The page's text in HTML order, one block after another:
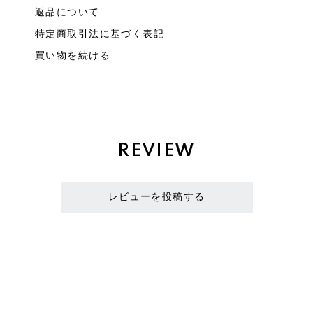
返品について
特定商取引法に基づく表記
買い物を続ける
REVIEW
レビューを投稿する